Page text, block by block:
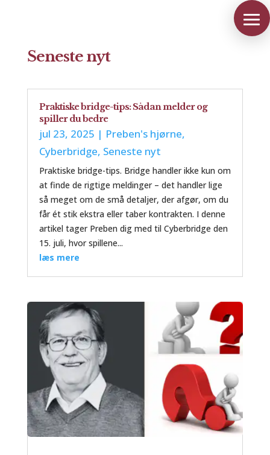
Seneste nyt
Praktiske bridge-tips: Sådan melder og
spiller du bedre
jul 23, 2025 | Preben's hjørne,
Cyberbridge, Seneste nyt
Praktiske bridge-tips. Bridge handler ikke kun om
at finde de rigtige meldinger – det handler lige
så meget om de små detaljer, der afgør, om du
får ét stik ekstra eller taber kontrakten. I denne
artikel tager Preben dig med til Cyberbridge den
15. juli, hvor spillene...
læs mere